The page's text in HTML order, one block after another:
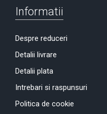
Informatii
Despre reduceri
Detalii livrare
Detalii plata
Intrebari si raspunsuri
Politica de cookie